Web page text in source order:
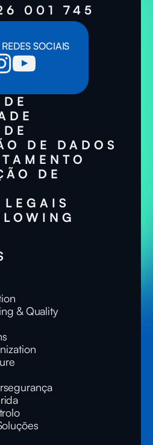
001 745
SOCIAIS
DE DADOS
DE
LEGAIS
& Quality